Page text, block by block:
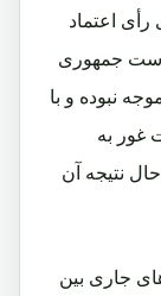
رأی اعتماد
جمهوری
نبوده و با
غور به
نتیجه آن
جاری بین